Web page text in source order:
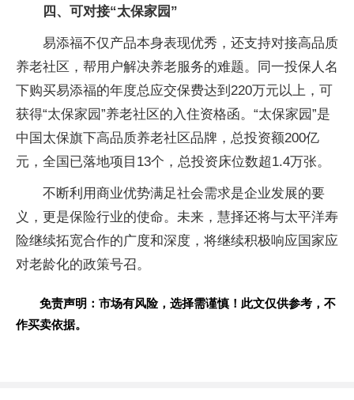
四、可对接“太保家园”
易添福不仅产品本身表现优秀，还支持对接高品质
养老社区，帮用户解决养老服务的难题。同一投保人名
下购买易添福的年度总应交保费达到220万元以上，可
获得“太保家园”养老社区的入住资格函。“太保家园”是
中国太保旗下高品质养老社区品牌，总投资额200亿
元，全国已落地项目13个，总投资床位数超1.4万张。
不断利用商业优势满足社会需求是企业发展的要
义，更是保险行业的使命。未来，慧择还将与太平洋寿
险继续拓宽合作的广度和深度，将继续积极响应国家应
对老龄化的政策号召。
免责声明：市场有风险，选择需谨慎！此文仅供参考，不
作买卖依据。